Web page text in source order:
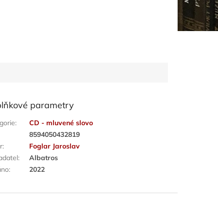
parametry
:
CD - mluvené slovo
8594050432819
:
Foglar Jaroslav
:
Albatros
: 2022